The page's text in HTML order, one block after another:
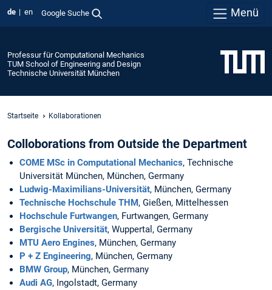
de en Google Suche Menü
Professur für Computational Mechanics
TUM School of Engineering and Design
Technische Universität München
Startseite Kollaborationen
Colloborations from Outside the Department
COME MSc in Computational Mechanics, Technische
Universität München, München, Germany
Ludwig-Maximilians-Universität, München, Germany
Technische Hochschule THM, Gießen, Mittelhessen
Hochschule Furtwangen, Furtwangen, Germany
Bergische Universität, Wuppertal, Germany
MTU Aero Engines, München, Germany
P + Z Engineering, München, Germany
BMW Group, München, Germany
Audi AG, Ingolstadt, Germany